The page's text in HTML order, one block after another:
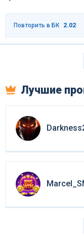
Повторить в БК 2.02
Лучшие